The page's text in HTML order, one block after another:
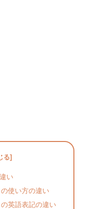
い
の使い方の違い
の英語表記の違い